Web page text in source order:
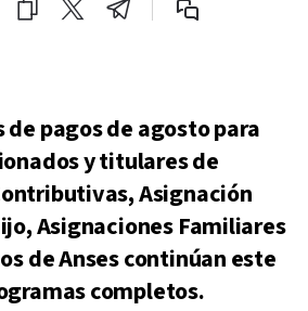
de pagos de agosto para
y titulares de
Asignación
Asignaciones Familiares
de Anses continúan este
completos.